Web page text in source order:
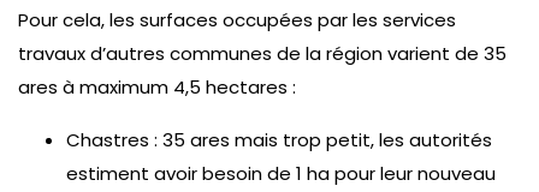
Pour cela, les surfaces occupées par les services
travaux d’autres communes de la région varient de 35
ares à maximum 4,5 hectares :
Chastres : 35 ares mais trop petit, les autorités
estiment avoir besoin de 1 ha pour leur nouveau